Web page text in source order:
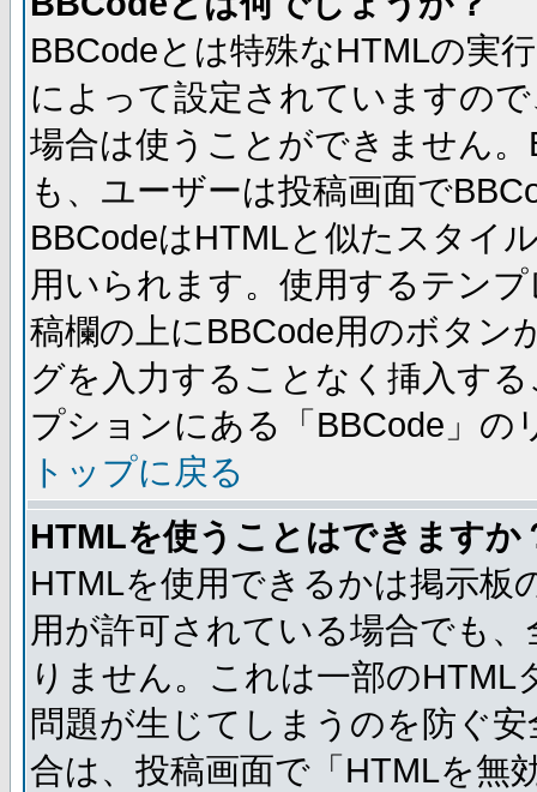
BBCodeとは特殊なHTMLの実
によって設定されていますの
場合は使うことができません
も、ユーザーは投稿画面で
BBCodeはHTMLと似たスタイ
用いられます。使用するテン
稿欄の上にBBCode用のボタン
グを入力することなく挿入す
プションにある「BBCode」
トップに戻る
HTMLを使うことはできますか
HTMLを使用できるかは掲示板
用が許可されている場合でも
りません。これは一部の
問題が生じてしまうのを防ぐ
合は、投稿画面で「HTMLを無